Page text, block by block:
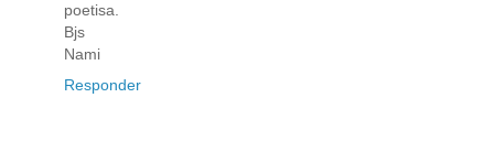
poetisa.
Bjs
Nami
Responder